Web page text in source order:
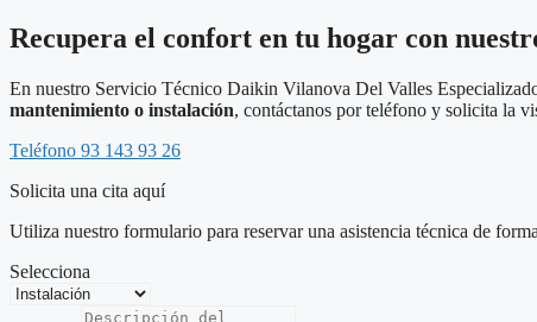
Recupera el confort en tu hogar con
En nuestro Servicio Técnico Daikin Vilanova Del Valles
mantenimiento o instalación, contáctanos por teléfono y solicita la
Teléfono 93 143 93 26
Solicita una cita aquí
Utiliza nuestro formulario para reservar una asistencia técnica de
Selecciona